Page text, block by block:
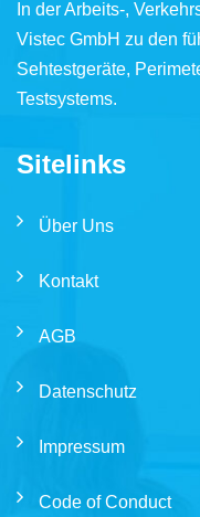
In der Arbeits-,
Vistec GmbH zu den
Sehtestgeräte,
Testsystems.
Sitelinks
Über Uns
Kontakt
AGB
Datenschutz
Impressum
Code of Conduct